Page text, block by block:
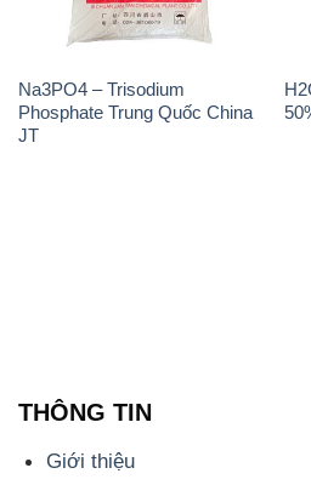
Chính sách và quy định chung
Tin tức